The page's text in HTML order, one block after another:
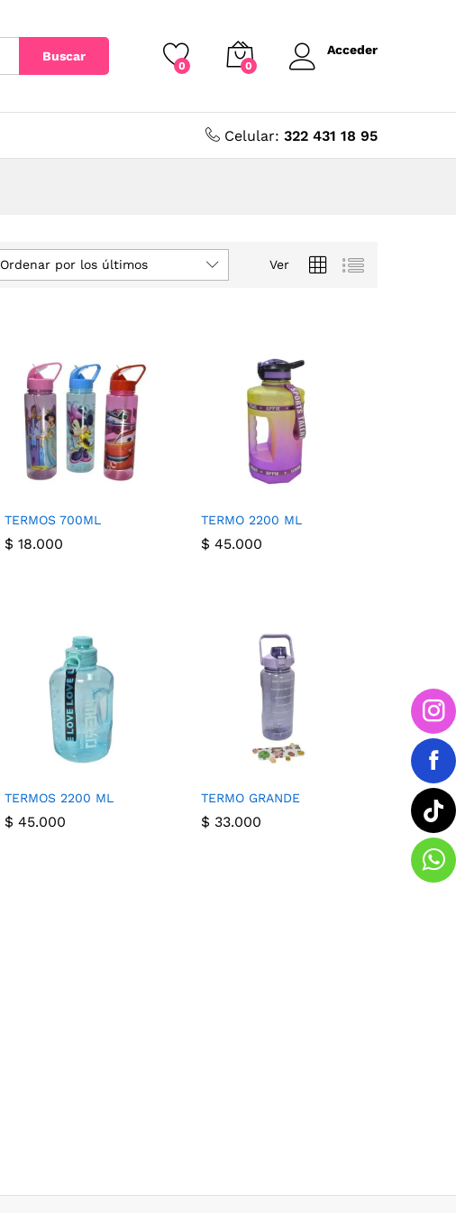
Buscar
0 0
Acceder
Celular: 322 431 18 95
Ver
Ordenar por los últimos
TERMOS 700ML
$ 18.000
TERMO 2200 ML
$ 45.000
$ 45.000
TERMOS 2200 ML
$ 45.000
TERMO GRANDE
$ 33.000